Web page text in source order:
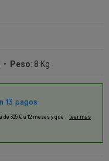
• Peso: 8 Kg